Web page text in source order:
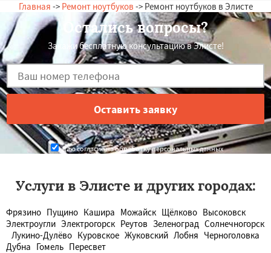
Главная -> Ремонт ноутбуков -> Ремонт ноутбуков в Элисте
Остались вопросы?
Закажи бесплатную консультацию в Элисте!
Даю согласие на обработку персональных данных
Услуги в Элисте и других городах:
Фрязино Пущино Кашира Можайск Щёлково Высоковск
Электроугли Электрогорск Реутов Зеленоград Солнечногорск
Лукино-Дулёво Куровское Жуковский Лобня Черноголовка
Дубна Гомель Пересвет